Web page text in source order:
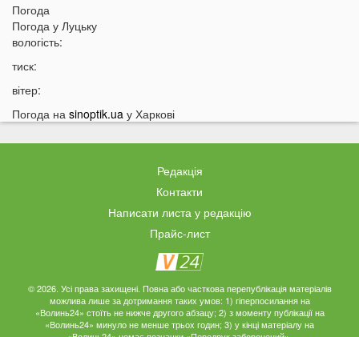
19:42
Українки масово відмовляються від консервації
18:41
18:12
Українці можуть масово втратити бронювання від
У Луцьку на Ковельській зіткнулися два авто:
На Волинь насувається гроза
На Волині тракторист збив на смерть 58-річного
16:10
На фронті загинув 34-річний Герой з Волині
15:37
Швидкого завершення війни не буде? Невтішний
прогноз для України
Погода
Погода у Луцьку
вологість:
тиск:
вітер:
Погода на sinoptik.ua у Харкові
Редакція
Контакти
Написати листа у редакцію
Прайс-лист
© 2026. Усі права захищені. Повна або часткова перепублікація матеріалів
можлива лише за дотримання таких умов: 1) гіперпосилання на
«Волинь24» стоїть не нижче другого абзацу; 2) з моменту публікації на
«Волинь24» минуло не менше трьох годин; 3) у кінці матеріалу на